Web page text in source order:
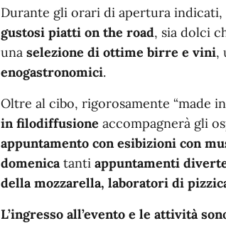
Durante gli orari di apertura indicati,
gustosi piatti on the road, sia dolci
una selezione di ottime birre e vini,
enogastronomici.
Oltre al cibo, rigorosamente “made
in filodiffusione accompagnerà gli
appuntamento con esibizioni con
domenicatanti appuntamenti
della mozzarella, laboratori di
L’ingresso all’evento e le attività